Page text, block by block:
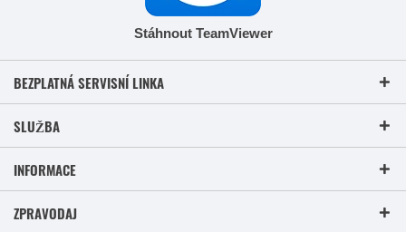
Stáhnout TeamViewer
BEZPLATNÁ SERVISNÍ LINKA
SLUŽBA
INFORMACE
ZPRAVODAJ